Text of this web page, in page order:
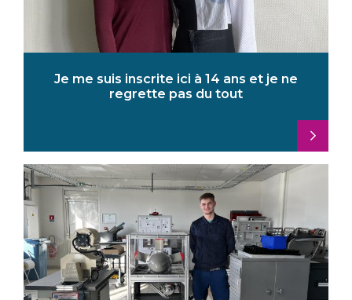
Je me suis inscrite ici à 14 ans et je ne
regrette pas du tout